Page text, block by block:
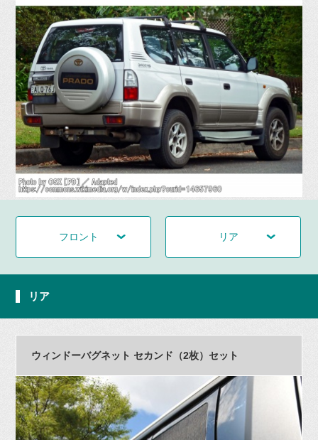
フロント リア
リア
ウィンドーバグネット セカンド（2枚）セット